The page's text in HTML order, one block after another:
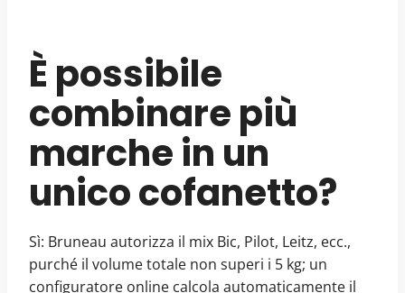
È possibile
combinare più
marche in un
unico cofanetto?
Sì: Bruneau autorizza il mix Bic, Pilot, Leitz, ecc.,
purché il volume totale non superi i 5 kg; un
configuratore online calcola automaticamente il